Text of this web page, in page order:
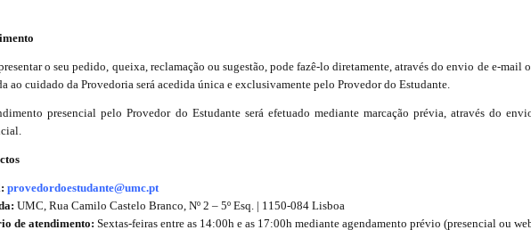
o seu pedido, queixa, reclamação ou sugestão, pode fazê-lo diretamente, através do envio de e-mail
ao cuidado da Provedoria será acedida única e exclusivamente pelo Provedor do Estudante.
presencial pelo Provedor do Estudante será efetuado mediante marcação prévia, através do
provedordoestudante@umc.pt
UMC, Rua Camilo Castelo Branco, Nº 2 – 5º Esq. | 1150-084 Lisboa
de atendimento: Sextas-feiras entre as 14:00h e as 17:00h mediante agendamento prévio (presencial ou